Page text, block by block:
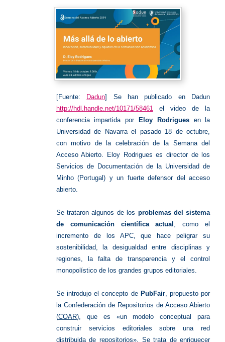
[Fuente: Dadun] Se han publicado en Dadun
http://hdl.handle.net/10171/58461el video de la
conferencia impartida por
Eloy Rodriguesen la
Universidad de Navarra el pasado 18 de octubre,
con motivo de la celebración de la Semana del
Acceso Abierto. Eloy Rodrigues es director de los
Servicios de Documentación de la Universidad de
Minho (Portugal) y un fuerte defensor del acceso
abierto.
Se trataron algunos de los problemas del sistema
de comunicación científica actual , como el
incremento de los APC, que hace peligrar su
sostenibilidad, la desigualdad entre disciplinas y
regiones, la falta de transparencia y el control
monopolístico de los grandes grupos editoriales.
Se introdujo el concepto de PubFair, propuesto por
la Confederación de Repositorios de Acceso Abierto
(COAR), que es «un modelo conceptual para
construir servicios editoriales sobre una red
distribuida de repositorios». Se trata de enriquecer